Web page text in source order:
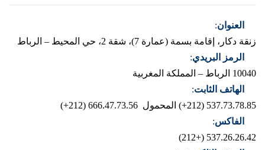
العنوان:
زنقة دكار، إقامة بسمة (عمارة 7)، شقة 2، حي المحيط – الرباط
الرمز البريدي:
10040 الرباط – المملكة المغربية
الهاتف الثابت:
537.73.78.85 (212+)
المحمول 666.47.73.56 (212+)
الفاكس:
537.26.26.42 (+212)